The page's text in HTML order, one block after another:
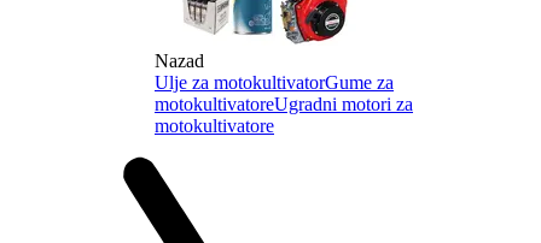
Nazad
Ulje za motokultivatorGume za
motokultivatoreUgradni motori za
motokultivatore